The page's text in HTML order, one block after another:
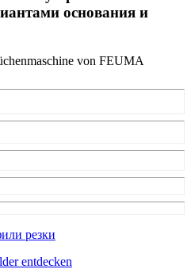
основания и
резки
entdecken